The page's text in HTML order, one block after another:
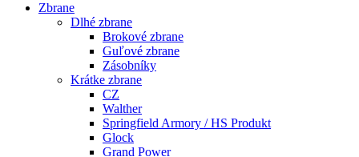
Zbrane
Dlhé zbrane
Brokové zbrane
Guľové zbrane
Zásobníky
Krátke zbrane
CZ
Walther
Springfield Armory / HS Produkt
Glock
Grand Power